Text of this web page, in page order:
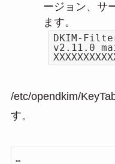
ージョン、サ
ます。
DKIM-
v2.11.0
/etc/opendkim/
す。
…